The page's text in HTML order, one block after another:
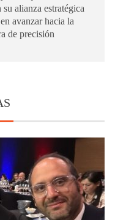
su alianza estratégica
avanzar hacia la
de precisión